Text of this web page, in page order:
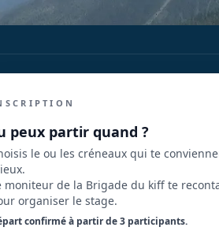
peux partir quand ?
le ou les créneaux qui te
moniteur de la Brigade du kiff te
organiser le stage.
confirmé à partir de 3 participants.